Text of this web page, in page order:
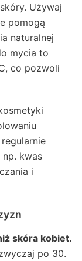
Używaj
pomogą
naturalnej
mycia to
co pozwoli
np. kwas
i
skóra kobiet.
po 30.